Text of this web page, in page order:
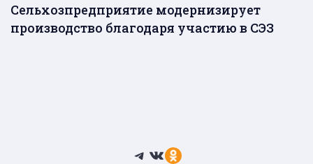
Сельхозпредприятие модернизирует
производство благодаря участию в СЭЗ
Telegram
ВКонтакте
Ссылка